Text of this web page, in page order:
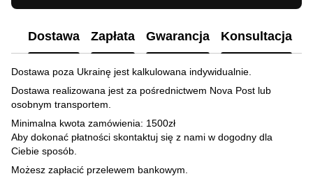
Dostawa Zapłata Gwarancja Konsultacja
Dostawa poza Ukrainę jest kalkulowana indywidualnie.
Dostawa realizowana jest za pośrednictwem Nova Post lub
osobnym transportem.
Minimalna kwota zamówienia: 1500zł
Aby dokonać płatności skontaktuj się z nami w dogodny dla
Ciebie sposób.
Możesz zapłacić przelewem bankowym.